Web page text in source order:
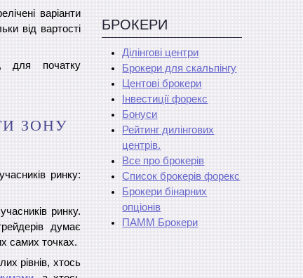
варіанти
від вартості
для початку
ЗОНУ
ринку:
ринку.
думає
самих точках.
рівнів, хтось
БРОКЕРИ
Ділінгові центри
Брокери для скальпінгу
Центові брокери
Інвестиції форекс
Бонуси
Рейтинг дилінгових
центрів.
Все про брокерів
Список брокерів форекс
Брокери бінарних
опціонів
ПАММ Брокери